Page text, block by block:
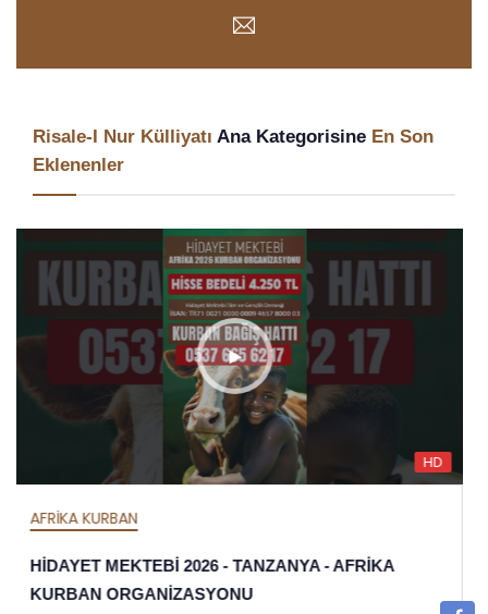
Risale-I Nur Külliyatı Ana Kategorisine En Son
Eklenenler
AFRİKA İFTAR
HİDAYET MEKTEBİ 2026 İFTAR ORGANİZASYONU
TANZANYA - AFRİKA